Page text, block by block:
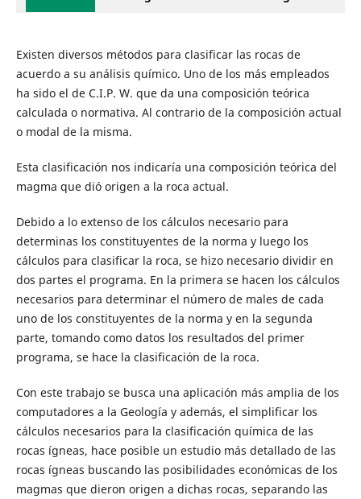
Existen diversos métodos para clasificar las rocas de
acuerdo a su análisis químico. Uno de los más empleados
ha sido el de C.I.P. W. que da una composición teórica
calculada o normativa. Al contrario de la composición actual
o modal de la misma.
Esta clasificación nos indicaría una composición teórica del
magma que dió origen a la roca actual.
Debido a lo extenso de los cálculos necesario para
determinas los constituyentes de la norma y luego los
cálculos para clasificar la roca, se hizo necesario dividir en
dos partes el programa. En la primera se hacen los cálculos
necesarios para determinar el número de males de cada
uno de los constituyentes de la norma y en la segunda
parte, tomando como datos los resultados del primer
programa, se hace la clasificación de la roca.
Con este trabajo se busca una aplicación más amplia de los
computadores a la Geología y además, el simplificar los
cálculos necesarios para la clasificación química de las
rocas ígneas, hace posible un estudio más detallado de las
rocas ígneas buscando las posibilidades económicas de los
magmas que dieron origen a dichas rocas, separando las